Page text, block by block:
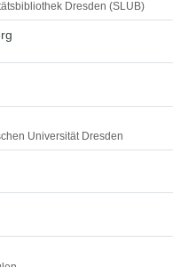
Dresden (SLUB)
Universität Dresden